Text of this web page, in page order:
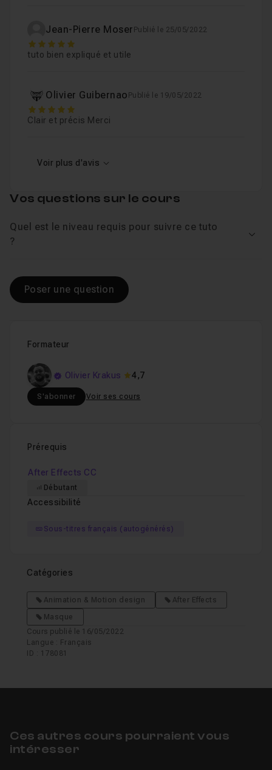
Jean-Pierre Moser Publié le 25/05/2022
5
tuto bien expliqué et utile
Olivier Guibernao Publié le 19/05/2022
5
Clair et précis Merci
Voir plus d'avis
Formateur
Olivier Krakus 4,7
S'abonner Voir ses cours
Prérequis
After Effects CC
Débutant
Accessibilité
Sous-titres français (autogénérés)
Catégories
Animation & Motion design
After Effects
Masque
Cours publié le 16/05/2022
Langue : Français
ID : 178081
Vos questions sur le cours
Quel est le niveau requis pour suivre ce tuto
?
Poser une question
Ces autres cours pourraient vous
intéresser